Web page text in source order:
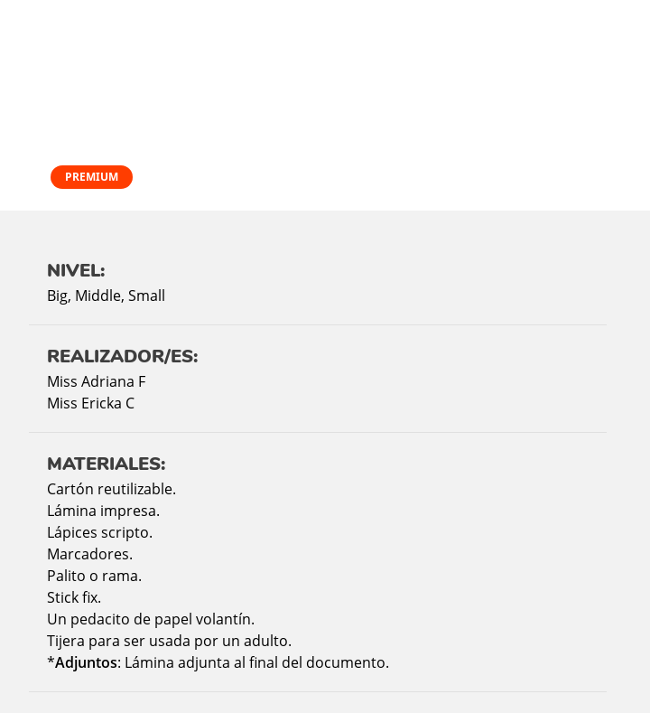
PREMIUM
NIVEL:
Big, Middle, Small
REALIZADOR/ES:
Miss Adriana F
Miss Ericka C
MATERIALES:
Cartón reutilizable.
Lámina impresa.
Lápices scripto.
Marcadores.
Palito o rama.
Stick fix.
Un pedacito de papel volantín.
Tijera para ser usada por un adulto.
*Adjuntos: Lámina adjunta al final del documento.